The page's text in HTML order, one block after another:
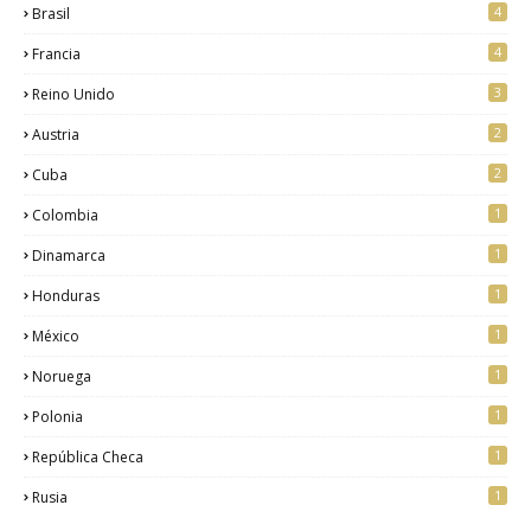
Brasil 4
Francia 4
Reino Unido 3
Austria 2
Cuba 2
Colombia 1
Dinamarca 1
Honduras 1
México 1
Noruega 1
Polonia 1
República Checa 1
Rusia 1